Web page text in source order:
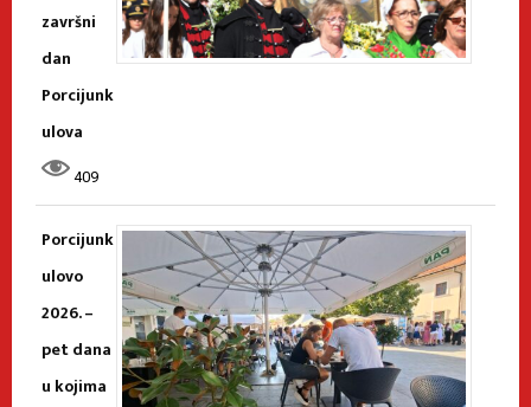
završni
dan
Porcijunk
ulova
409
Porcijunk
ulovo
2026. –
pet dana
u kojima